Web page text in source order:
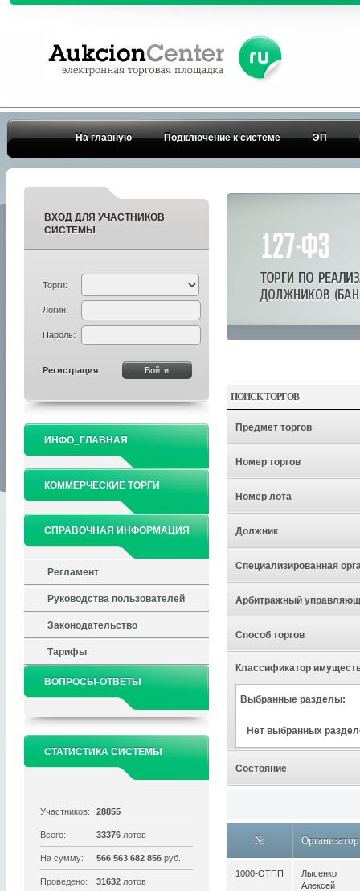
На главную Подключение к системе ЭП
ВХОД ДЛЯ УЧАСТНИКОВ
СИСТЕМЫ
Торги:
Логин:
Пароль:
Регистрация
ИНФО_ГЛАВНАЯ
КОММЕРЧЕСКИЕ ТОРГИ
СПРАВОЧНАЯ ИНФОРМАЦИЯ
Регламент
Руководства пользователей
Законодательство
Тарифы
ВОПРОСЫ-ОТВЕТЫ
СТАТИСТИКА СИСТЕМЫ
Участников: 28855
Всего: 33376 лотов
На сумму: 566 563 682 856 руб.
Проведено: 31632 лотов
ПОИСК ТОРГОВ
Предмет торгов
Номер торгов
Номер лота
Должник
Специализированная
Арбитражный
Способ торгов
Классификатор
Выбранные разделы:
Нет выбранных
Состояние
№ Организатор
1000-ОТПП
Лысенко
Алексей